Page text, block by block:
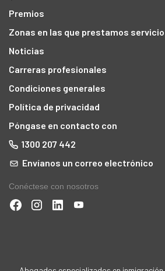
Premios
Zonas en las que prestamos servicio
Noticias
Carreras profesionales
Condiciones generales
Política de privacidad
Póngase en contacto con
1300 207 442
Envíanos un correo electrónico
Conéctese con nosotros